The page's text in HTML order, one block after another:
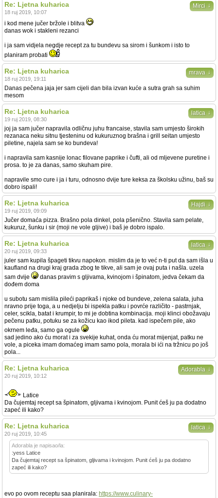
Mirci ↓
Re: Ljetna kuharica
18 ruj 2019, 10:07
i kod mene jučer bržole i blitva
danas wok i stakleni rezanci
i ja sam vidjela negdje recept za tu bundevu sa sirom i šunkom i isto to
planiram probati
mrava ↓
Re: Ljetna kuharica
18 ruj 2019, 19:11
Danas pečena jaja jer sam cijeli dan bila izvan kuće a sutra grah sa suhim
mesom
latica ↓
Re: Ljetna kuharica
19 ruj 2019, 08:30
joj ja sam jučer napravila odličnu juhu francaise, stavila sam umjesto širokih
rezanaca neku sitnu tjesteninu od kukuruznog brašna i grill seitan umjesto
piletine, najela sam se ko bundeva!
i napravila sam kasnije lonac filovane paprike i čufti, ali od mljevene puretine i
prosa. to je za danas, samo skuham pire.
napravile smo cure i ja i turu, odnosno dvije ture keksa za školsku užinu, baš su
dobro ispali!
Hajdi ↓
Re: Ljetna kuharica
19 ruj 2019, 09:09
Jučer domaća pizza. Brašno pola dinkel, pola pšenično. Stavila sam pelate,
kukuruz, šunku i sir (moji ne vole gljive) i baš je dobro ispalo.
latica ↓
Re: Ljetna kuharica
20 ruj 2019, 09:33
juler sam kupila špageti tikvu napokon. mislim da je to već n-ti put da sam išla u
kaufland na drugi kraj grada zbog te tikve, ali sam je ovaj puta i našla. uzela
sam dvije
danas pravim s gljivama, kvinojom i špinatom, jedva čekam da
dođem doma
u subotu sam mislila pileći paprikaš i njoke od bundeve, zelena salata, juha
nravno prije toga, a u nedjelju bi ispekla patku i povrće različito - pastrnjak,
celer, scikla, batat i krumpir, to mi je dobtina kombinacija. moji klinci obožavaju
pečenu patku, potuku se za kožicu kao ikod pileta. kad ispečem pile, ako
okrnem leđa, samo ga ogule
sad jedino ako ću morat i za svekije kuhat, onda ću morat mijenjat, patku ne
vole, a piceka imam domaćeg imam samo pola, morala bi ići na tržnicu po još
pola...
Adorabla ↓
Re: Ljetna kuharica
20 ruj 2019, 10:12
Latice
Da čujemtaj recept sa špinatom, gljivama i kvinojom. Punit ćeš ju pa dodatno
zapeć ili kako?
latica ↓
Re: Ljetna kuharica
20 ruj 2019, 10:45
Adorabla je napisao/la:
:yess Latice
Da čujemtaj recept sa špinatom, gljivama i kvinojom. Punit ćeš ju pa dodatno
zapeć ili kako?
evo po ovom receptu saa planirala: https://www.culinary-